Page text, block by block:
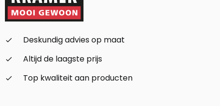
check_small
Deskundig advies op maat
check_small
Altijd de laagste prijs
check_small
Top kwaliteit aan producten